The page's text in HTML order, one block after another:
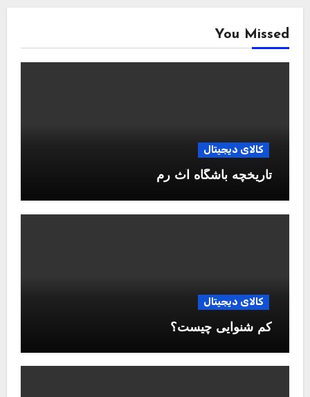
You Missed
کالای دیجیتال
تاریخچه باشگاه آث رم
کالای دیجیتال
کم شنوایی چیست؟